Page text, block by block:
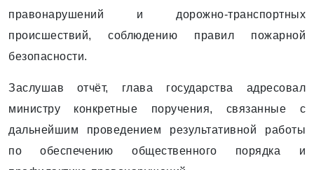
правонарушений и дорожно-транспортных
происшествий, соблюдению правил пожарной
безопасности.
Заслушав отчёт, глава государства адресовал
министру конкретные поручения, связанные с
дальнейшим проведением результативной работы
по обеспечению общественного порядка и